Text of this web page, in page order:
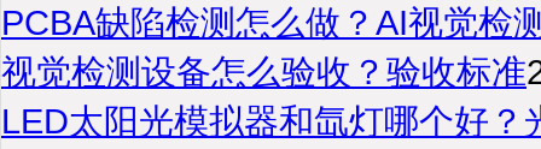
PCBA缺陷检测怎么做？AI视觉检
视觉检测设备怎么验收？验收标准
LED太阳光模拟器和氙灯哪个好？